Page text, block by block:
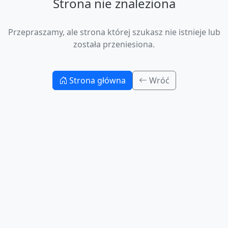
Przepraszamy, ale strona której szukasz nie istnieje lub
została przeniesiona.
Strona główna Wróć